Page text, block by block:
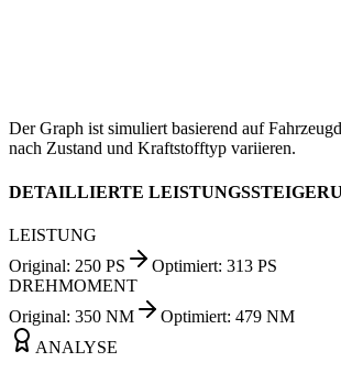
Der Graph ist simuliert basierend auf
nach Zustand und Kraftstofftyp variieren.
DETAILLIERTE
LEISTUNG
Original: 250 PS Optimiert: 313 PS
DREHMOMENT
Original: 350 NM Optimiert: 479 NM
ANALYSE